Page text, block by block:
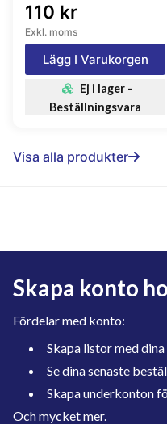
110 kr
Exkl. moms
Lägg I Varukorgen
Ej i lager -
Beställningsvara
Visa alla produkter
Skapa konto
Fördelar med konto:
Skapa listor med
Se dina senaste
Skapa underkonton
Och mycket mer.